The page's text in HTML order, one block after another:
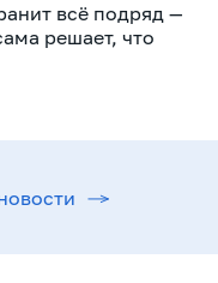
всё подряд —
решает, что